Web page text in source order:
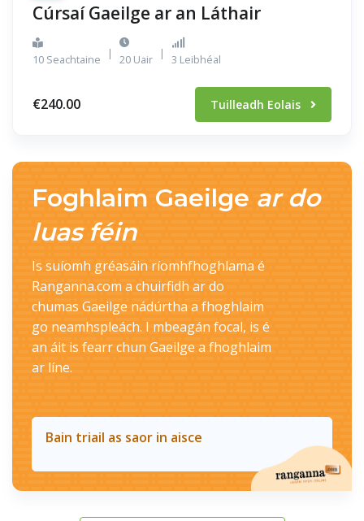
Cúrsaí Gaeilge ar an Láthair
10 Seachtaine | 20 Uair | 3 Leibhéal
€240.00 Tuilleadh Eolais
Foghlaim Gaeilge ar do
luas féin
Is suíomh gréasáin ríomhfhoghlama é
Ranganna.com a chuirfidh ar do
chumas Gaeilge nádúrtha a fhoghlaim
go neamhspleách. I mbeagán focal, is é
an áit is fearr chun Gaeilge a fhoghlaim
ar líne.
Bain triail as saor in aisce